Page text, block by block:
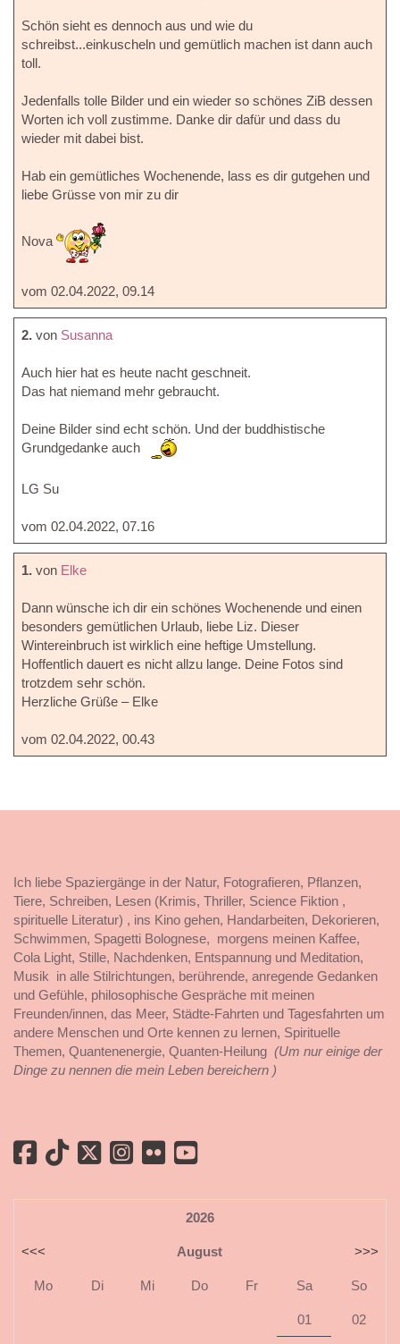
Schön sieht es dennoch aus und wie du
schreibst...einkuscheln und gemütlich machen ist dann auch
toll.
Jedenfalls tolle Bilder und ein wieder so schönes ZiB dessen
Worten ich voll zustimme. Danke dir dafür und dass du
wieder mit dabei bist.
Hab ein gemütliches Wochenende, lass es dir gutgehen und
liebe Grüsse von mir zu dir
Nova
vom 02.04.2022, 09.14
2. von Susanna
Auch hier hat es heute nacht geschneit.
Das hat niemand mehr gebraucht.
Deine Bilder sind echt schön. Und der buddhistische
Grundgedanke auch
LG Su
vom 02.04.2022, 07.16
1. von Elke
Dann wünsche ich dir ein schönes Wochenende und einen
besonders gemütlichen Urlaub, liebe Liz. Dieser
Wintereinbruch ist wirklich eine heftige Umstellung.
Hoffentlich dauert es nicht allzu lange. Deine Fotos sind
trotzdem sehr schön.
Herzliche Grüße – Elke
vom 02.04.2022, 00.43
Ich liebe Spaziergänge in der Natur, Fotografieren, Pflanzen,
Tiere, Schreiben, Lesen (Krimis, Thriller, Science Fiktion ,
spirituelle Literatur) , ins Kino gehen, Handarbeiten, Dekorieren,
Schwimmen, Spagetti Bolognese, morgens meinen Kaffee,
Cola Light, Stille, Nachdenken, Entspannung und Meditation,
Musik in alle Stilrichtungen, berührende, anregende Gedanken
und Gefühle, philosophische Gespräche mit meinen
Freunden/innen, das Meer, Städte-Fahrten und Tagesfahrten um
andere Menschen und Orte kennen zu lernen, Spirituelle
Themen, Quantenenergie, Quanten-Heilung (Um nur einige der
Dinge zu nennen die mein Leben bereichern )
2026
<<< August >>>
Mo Di Mi Do Fr Sa So
01 02